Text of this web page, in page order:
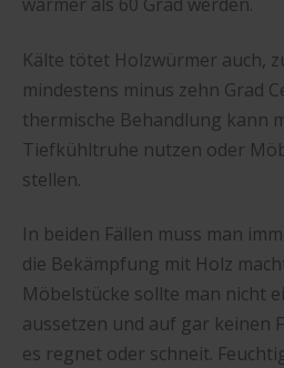
Kälte tötet Holzwürmer auch,
mindestens minus zehn Grad
thermische Behandlung kann
Tiefkühltruhe nutzen oder
stellen.
In beiden Fällen muss man
die Bekämpfung mit Holz
Möbelstücke sollte man nicht
aussetzen und auf gar keinen
es regnet oder schneit.